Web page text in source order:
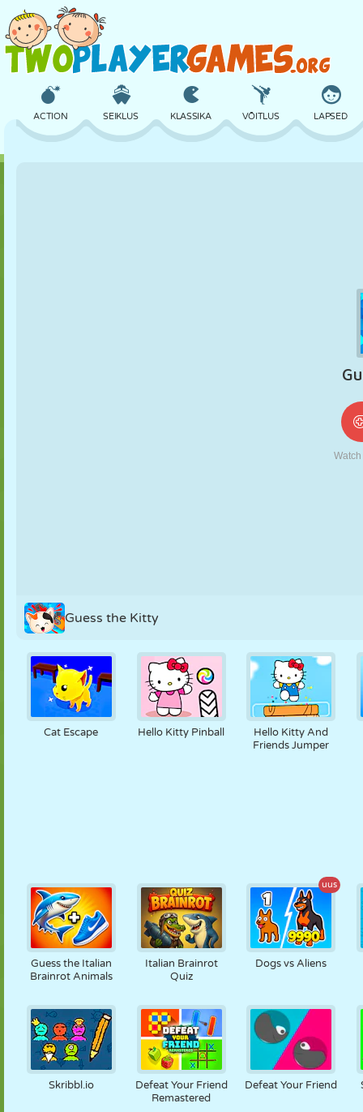
ACTION SEIKLUS KLASSIKA VÕITLUS LAPSED
ROBOT
TRULL
Guess the Kitty
Cat Escape Hello Kitty Pinball
Hello Kitty And
Friends Jumper
Guess the Italian
Brainrot Animals
Italian Brainrot
Quiz
uus
Dogs vs Aliens
Skribbl.io
Defeat Your Friend
Remastered
Defeat Your Friend